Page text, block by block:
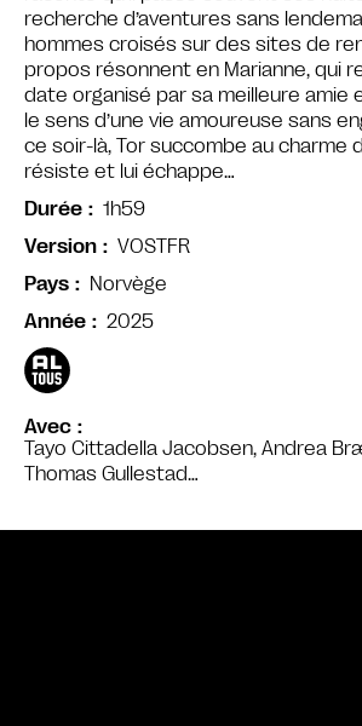
Avec
Tayo Cittadella Jacobsen, Andrea
Thomas Gullestad…
recherche d’aventures sans
hommes croisés sur des sites de
propos résonnent en Marianne, qui
date organisé par sa meilleure amie
le sens d’une vie amoureuse sans
ce soir-là, Tor succombe au charme
résiste et lui échappe…
Durée
1h59
Version
VOSTFR
Pays
Norvège
Année
2025